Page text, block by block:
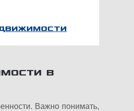
в
Важно понимать,